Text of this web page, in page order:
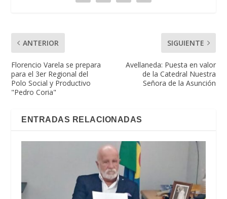
ANTERIOR
Florencio Varela se prepara
para el 3er Regional del
Polo Social y Productivo
"Pedro Coria"
SIGUIENTE
Avellaneda: Puesta en valor
de la Catedral Nuestra
Señora de la Asunción
ENTRADAS RELACIONADAS